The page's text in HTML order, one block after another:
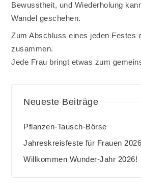
Bewusstheit, und Wiederholung
Wandel geschehen.
Zum Abschluss eines jeden Festes
zusammen.
Jede Frau bringt etwas zum
Neueste Beiträge
Pflanzen-Tausch-Börse
Jahreskreisfeste für Frauen 2026
Willkommen Wunder-Jahr 2026!